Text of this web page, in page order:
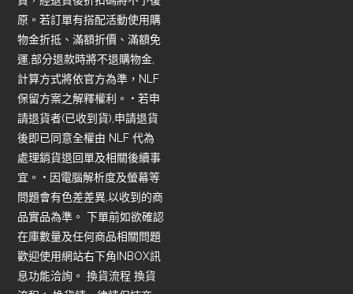
原。若訂單有搭配活動使用購
物金折抵、滿額折價、滿額免
運,部分退款時將不退購物金,
計算方式將依官方為準，NLF
保留方案之解釋權利。 • 若申
請退貨者(已收到貨),申請退貨
後即已同意全權由 NLF 代為
處理銷貨退回單及相關後續事
宜。 • 因電腦解析度及螢幕等
問題會有色差差異,以收到的商
品實品為準。 下單前如欲確認
在庫數量及任何商品相關問題
歡迎使用網站右下角INBOX訊
息功能洽詢。 換貨流程 換貨